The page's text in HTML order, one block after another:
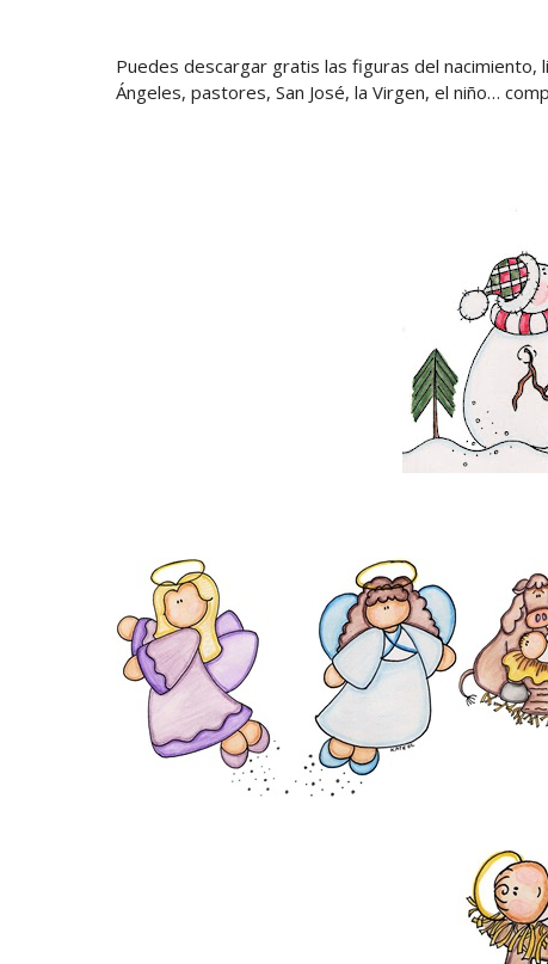
Puedes descargar gratis las figuras del
Ángeles, pastores, San José, la Virgen, el niño…